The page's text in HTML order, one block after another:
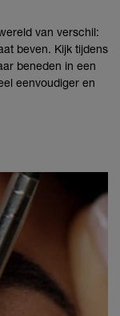
van verschil:
beven. Kijk tijdens
beneden in een
eenvoudiger en